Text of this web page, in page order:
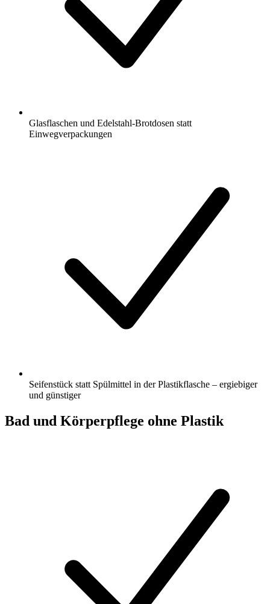
Glasflaschen und Edelstahl-Brotdosen statt
Einwegverpackungen
Seifenstück statt Spülmittel in der Plastikflasche – ergiebiger
und günstiger
Bad und Körperpflege ohne Plastik